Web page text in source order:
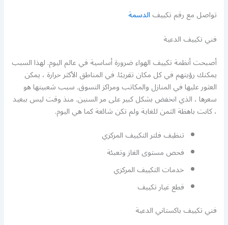
تواصل مع رقم تكييفالدسمة
فني تكييف الدعية
أصبحت أنظمة تكييف الهواء ضرورة أساسية في عالم اليوم. لهذا السبب
يمكنك رؤيتهم في كل مكان تقريبًا. في المناطق الأكثر حرارة ، يمكن
العثور عليها في المنازل والمكاتب ومراكز التسوق. سبب شعبيتها هو
سعرها ، الذي انخفض بشكل كبير على مر السنين. منذ وقت ليس ببعيد
، كانت باهظة الثمن للغاية ولم تكن شائعة كما هي اليوم.
تنظيف فلتر التكييف المركزي
فحص مستوى الغاز وتعبئة
خدمات التكييف المركزي
قطع غيار تكييف
فني تكييف باكستاني الدعية